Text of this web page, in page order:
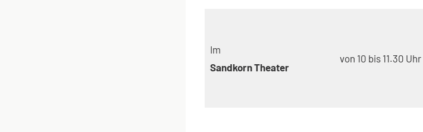
Im
Sandkorn Theater
von 10 bis 11.30 Uhr